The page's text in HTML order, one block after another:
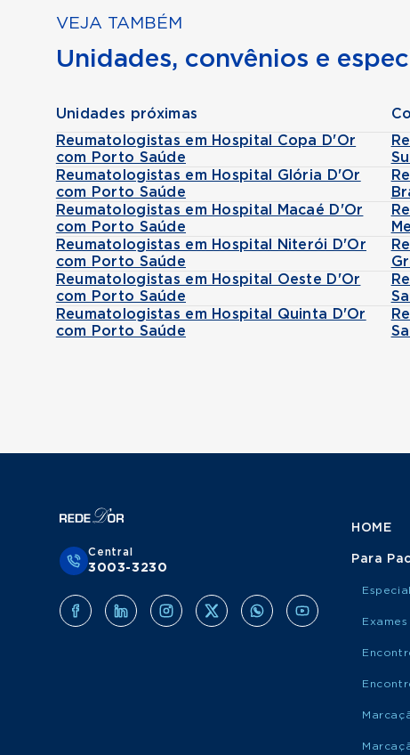
VEJA TAMBÉM
Unidades, convênios e
Unidades próximas
Reumatologistas em Hospital Copa D'Or
com Porto Saúde
Reumatologistas em Hospital Glória D'Or
com Porto Saúde
Reumatologistas em Hospital Macaé D'Or
com Porto Saúde
Reumatologistas em Hospital Niterói D'Or
com Porto Saúde
Reumatologistas em Hospital Oeste D'Or
com Porto Saúde
Reumatologistas em Hospital Quinta D'Or
com Porto Saúde
Central
3003-3230
HOME
Para